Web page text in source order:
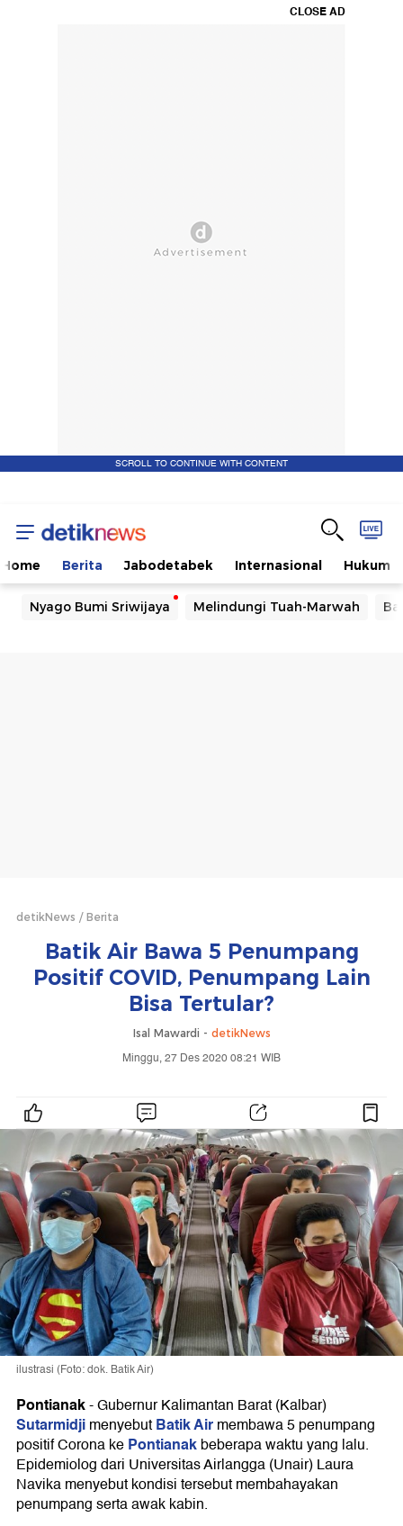
CLOSE AD
SCROLL TO CONTINUE WITH CONTENT
Home Berita Jabodetabek Internasional Hukum
Nyago Bumi Sriwijaya Melindungi Tuah-Marwah
detikNews Berita
Batik Air Bawa 5 Penumpang
Positif COVID, Penumpang Lain
Bisa Tertular?
Isal Mawardi - detikNews
Minggu, 27 Des 2020 08:21 WIB
ilustrasi (Foto: dok. Batik Air)
Pontianak-Gubernur Kalimantan Barat (Kalbar)
SutarmidjimenyebutBatik Airmembawa 5 penumpang
positif Corona kePontianakbeberapa waktu yang lalu.
Epidemiolog dari Universitas Airlangga (Unair) Laura
Navika menyebut kondisi tersebut membahayakan
penumpang serta awak kabin.